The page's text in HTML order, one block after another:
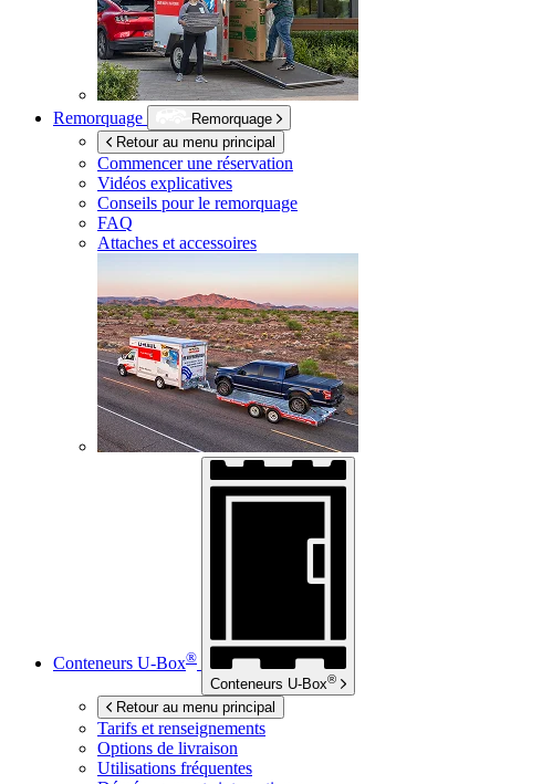
Remorquage
Remorquage
Retour au menu principal
Commencer une réservation
Vidéos explicatives
Conseils pour le remorquage
FAQ
Attaches et accessoires
Conteneurs U-Box®
Conteneurs U-Box®
Retour au menu principal
Tarifs et renseignements
Options de livraison
Utilisations fréquentes